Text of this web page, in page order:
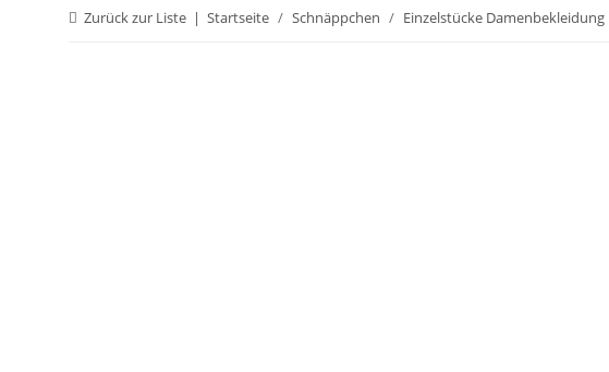
Zurück zur Liste Startseite Schnäppchen Einzelstücke Damenbekleidung